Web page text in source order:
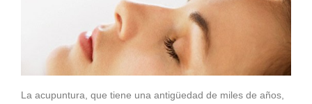
La acupuntura, que tiene una antigüedad de miles de años,